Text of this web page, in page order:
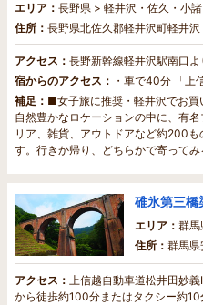
エリア： 長野県 > 軽井沢・佐久・小諸
住所： 長野県北佐久郡軽井沢町軽井沢
アクセス： 長野新幹線軽井沢駅南口
宿からのアクセス： ・車で40分 「上
補足： ■女子旅に推奨・軽井沢でお買
自然豊かなロケーションの中に、有
リア、雑貨、アウトドアなど約200
す。行きか帰り、どちらかで寄ってみ
碓氷第三橋
エリア： 群馬
住所： 群馬県
アクセス： 上信越自動車道松井田妙
から徒歩約100分またはタクシー約10